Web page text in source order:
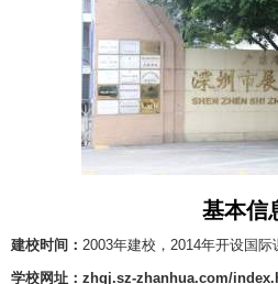
基本信
建校时间： 2003年建校，2014年开设国际
学校网址：zhgj.sz-zhanhua.com/